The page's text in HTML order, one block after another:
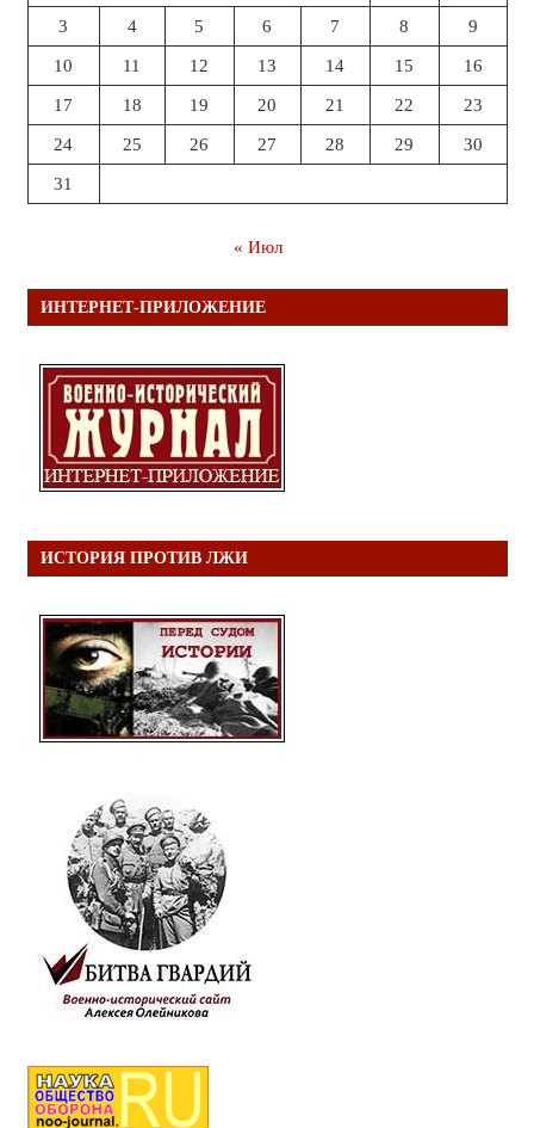
3 4 5 6 7 8 9
10 11 12 13 14 15 16
17 18 19 20 21 22 23
24 25 26 27 28 29 30
31
« Июл
ИНТЕРНЕТ-ПРИЛОЖЕНИЕ
ИСТОРИЯ ПРОТИВ ЛЖИ